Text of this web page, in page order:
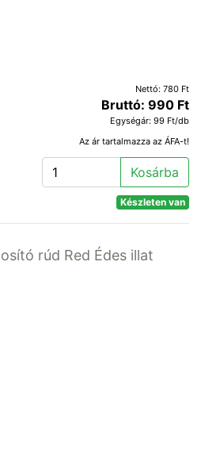
Nettó: 780 Ft
Bruttó: 990 Ft
Egységár: 99 Ft/db
Az ár tartalmazza az ÁFA-t!
Kosárba
Készleten van
rúd Red Édes illat